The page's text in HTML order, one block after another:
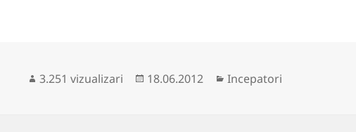
3.251 vizualizari
Publicat
18.06.2012 Categorii
Incepatori